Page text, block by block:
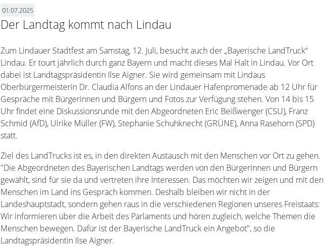
01.07.2025
Der Landtag kommt nach Lindau
Zum Lindauer Stadtfest am Samstag, 12. Juli, besucht auch der „Bayerische LandTruck“
Lindau. Er tourt jährlich durch ganz Bayern und macht dieses Mal Halt in Lindau. Vor Ort
dabei ist Landtagspräsidentin Ilse Aigner. Sie wird gemeinsam mit Lindaus
Oberbürgermeisterin Dr. Claudia Alfons an der Lindauer Hafenpromenade ab 12 Uhr für
Gespräche mit Bürgerinnen und Bürgern und Fotos zur Verfügung stehen. Von 14 bis 15
Uhr findet eine Diskussionsrunde mit den Abgeordneten Eric Beißwenger (CSU), Franz
Schmid (AfD), Ulrike Müller (FW), Stephanie Schuhknecht (GRÜNE), Anna Rasehorn (SPD)
statt.
Ziel des LandTrucks ist es, in den direkten Austausch mit den Menschen vor Ort zu gehen.
"Die Abgeordneten des Bayerischen Landtags werden von den Bürgerinnen und Bürgern
gewählt, sind für sie da und vertreten ihre Interessen. Das möchten wir zeigen und mit den
Menschen im Land ins Gespräch kommen. Deshalb bleiben wir nicht in der
Landeshauptstadt, sondern gehen raus in die verschiedenen Regionen unseres Freistaats:
Wir informieren über die Arbeit des Parlaments und hören zugleich, welche Themen die
Menschen bewegen. Dafür ist der Bayerische LandTruck ein Angebot", so die
Landtagspräsidentin Ilse Aigner.